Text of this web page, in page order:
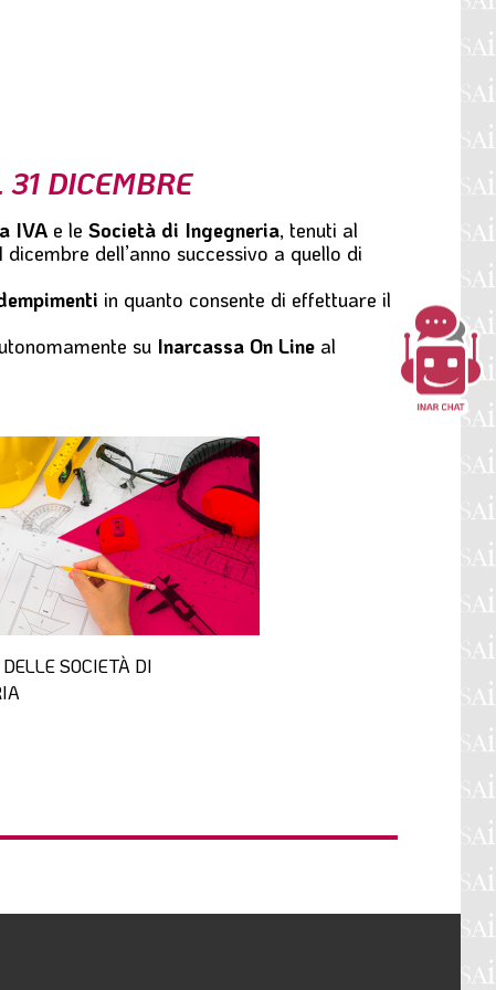
DICEMBRE
IVA e le Società di Ingegneria, tenuti al
dicembre dell’anno successivo a quello di
in quanto consente di effettuare il
su Inarcassa On Line al
SOCIETÀ DI